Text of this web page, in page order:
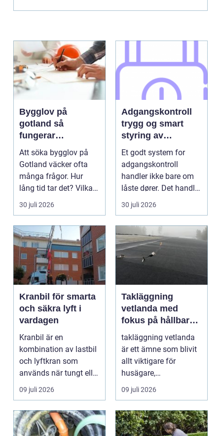
Bygglov på
gotland så
fungerar
processen i
praktiken
Att söka bygglov på
Gotland väcker ofta
många frågor. Hur
lång tid tar det? Vilka
handlingar behövs?...
30 juli 2026
Adgangskontroll
trygg og smart
styring av
tilganger
Et godt system for
adgangskontroll
handler ikke bare om
låste dører. Det handler
om å ha oversikt, k...
30 juli 2026
Kranbil för smarta
och säkra lyft i
vardagen
Kranbil är en
kombination av lastbil
och lyftkran som
används när tungt eller
skrymma...
09 juli 2026
Takläggning
vetlanda med
fokus på hållbara
tak och trygga hus
takläggning vetlanda
är ett ämne som blivit
allt viktigare för
husägare,
bostadsrättsföreningar
och ...
09 juli 2026